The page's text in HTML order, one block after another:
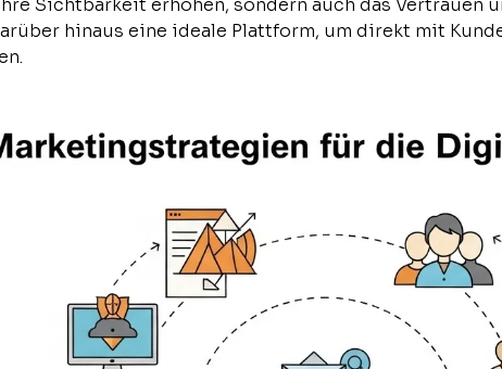
Sichtbarkeit erhöhen, sondern auch das Vertrauen
hinaus eine ideale Plattform, um direkt mit